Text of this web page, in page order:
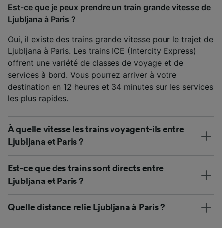
Est-ce que je peux prendre un train grande vitesse de
Ljubljana à Paris ?
Oui, il existe des trains grande vitesse pour le trajet de
Ljubljana à Paris. Les trains ICE (Intercity Express)
offrent une variété de classes de voyage et de
services à bord. Vous pourrez arriver à votre
destination en 12 heures et 34 minutes sur les services
les plus rapides.
À quelle vitesse les trains voyagent-ils entre
Ljubljana et Paris ?
Est-ce que des trains sont directs entre
Ljubljana et Paris ?
Quelle distance relie Ljubljana à Paris ?